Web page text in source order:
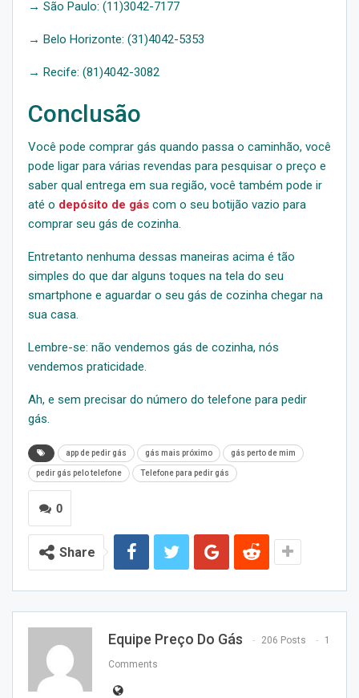
→ São Paulo: (11)3042-7177
→ Belo Horizonte: (31)4042-5353
→ Recife: (81)4042-3082
Conclusão
Você pode comprar gás quando passa o caminhão, você
pode ligar para várias revendas para pesquisar o preço e
saber qual entrega em sua região, você também pode ir
até o depósito de gás com o seu botijão vazio para
comprar seu gás de cozinha.
Entretanto nenhuma dessas maneiras acima é tão
simples do que dar alguns toques na tela do seu
smartphone e aguardar o seu gás de cozinha chegar na
sua casa.
Lembre-se: não vendemos gás de cozinha, nós
vendemos praticidade.
Ah, e sem precisar do número do telefone para pedir
gás.
app de pedir gás gás mais próximo gás perto de mim
pedir gás pelo telefone Telefone para pedir gás
0
Share
Equipe Preço Do Gás 206 Posts 1
Comments